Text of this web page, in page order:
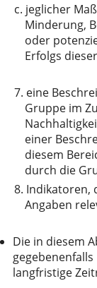
c. jeglicher
Minderung,
oder
Erfolgs
7. eine
Gruppe im
einer
diesem
durch die
8. Indikatoren,
Angaben
Die in diesem
langfristige